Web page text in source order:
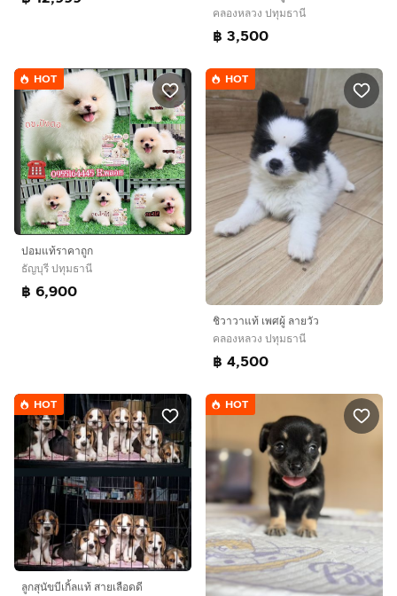
คลองหลวง ปทุมธานี
฿ 3,500
HOT
ปอมแท้ราคาถูก
ธัญบุรี ปทุมธานี
฿ 6,900
HOT
ชิวาวาแท้ เพศผู้ ลายวัว
คลองหลวง ปทุมธานี
฿ 4,500
HOT
ลูกสุนัขบีเกิ้ลแท้ สายเลือดดี
HOT